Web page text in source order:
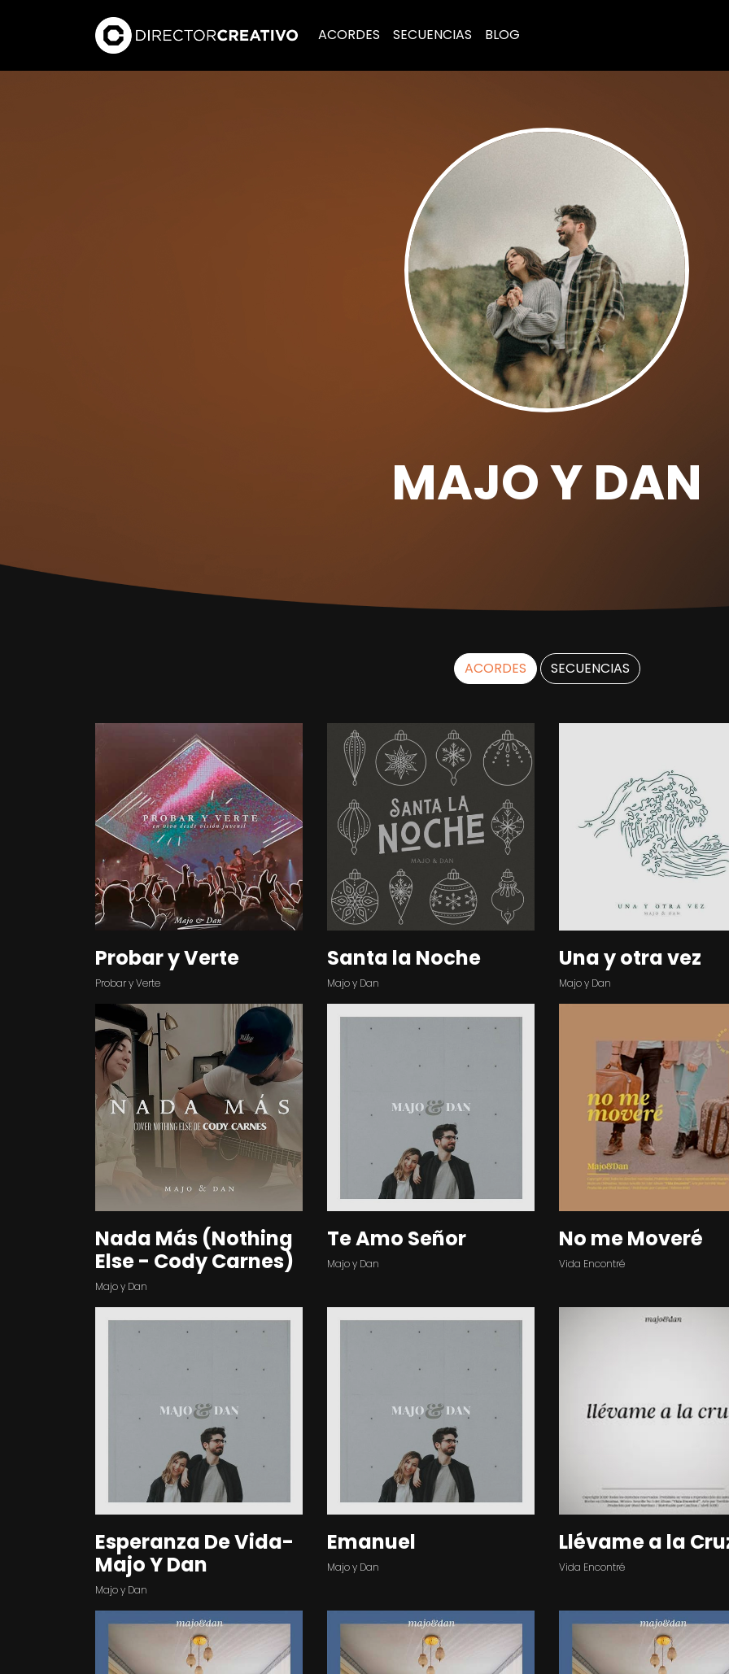
ACORDES SECUENCIAS BLOG
MAJO Y DAN
ACORDES SECUENCIAS
Probar y Verte
Probar y Verte
Santa la Noche
Majo y Dan
Una y otra vez
Majo y Dan
Nada Más (Nothing
Else - Cody Carnes)
Majo y Dan
Te Amo Señor
Majo y Dan
No me Moveré
Vida Encontré
Esperanza De Vida-
Majo Y Dan
Majo y Dan
Emanuel
Majo y Dan
Llévame a la
Vida Encontré